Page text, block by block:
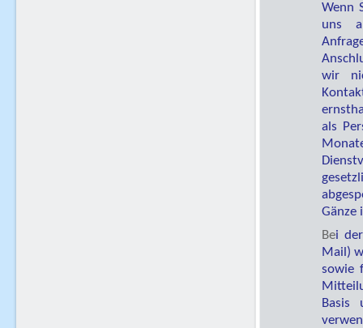
Wenn
uns
wir
als
Gänze
Bei
Mail)
sowie
Basis